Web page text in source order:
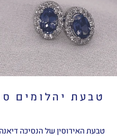
טבעת יהלומים
טבעת האירוסין של הנסיכה